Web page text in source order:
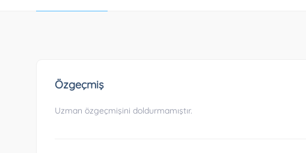
Özgeçmiş
Uzman özgeçmişini doldurmamıştır.